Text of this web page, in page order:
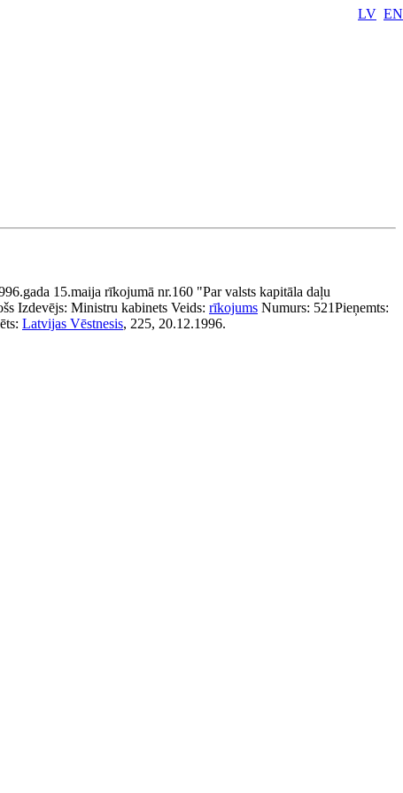
LV EN
15.maija rīkojumā nr.160 "Par valsts kapitāla daļu
Izdevējs: Ministru kabinets Veids: rīkojums Numurs: 521Pieņemts:
Latvijas Vēstnesis, 225, 20.12.1996.